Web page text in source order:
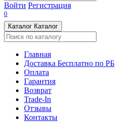
Войти Регистрация
0
Каталог Каталог
Главная
Доставка Бесплатно по РБ
Оплата
Гарантия
Возврат
Trade-In
Отзывы
Контакты